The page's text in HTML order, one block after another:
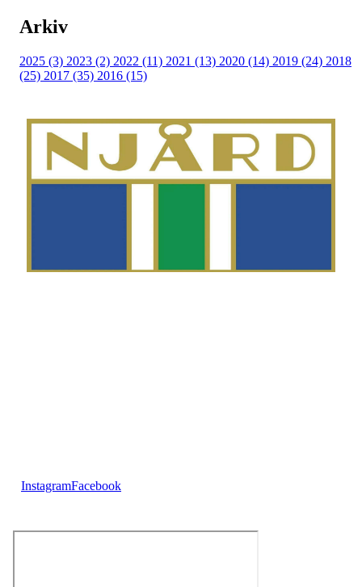
Arkiv
2025 (3) 2023 (2) 2022 (11) 2021 (13) 2020 (14) 2019 (24) 2018
(25) 2017 (35) 2016 (15)
InstagramFacebook